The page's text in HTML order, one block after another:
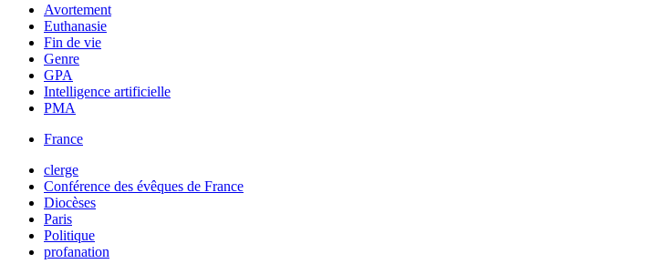
Avortement
Euthanasie
Fin de vie
Genre
GPA
Intelligence artificielle
PMA
France
clerge
Conférence des évêques de France
Diocèses
Paris
Politique
profanation